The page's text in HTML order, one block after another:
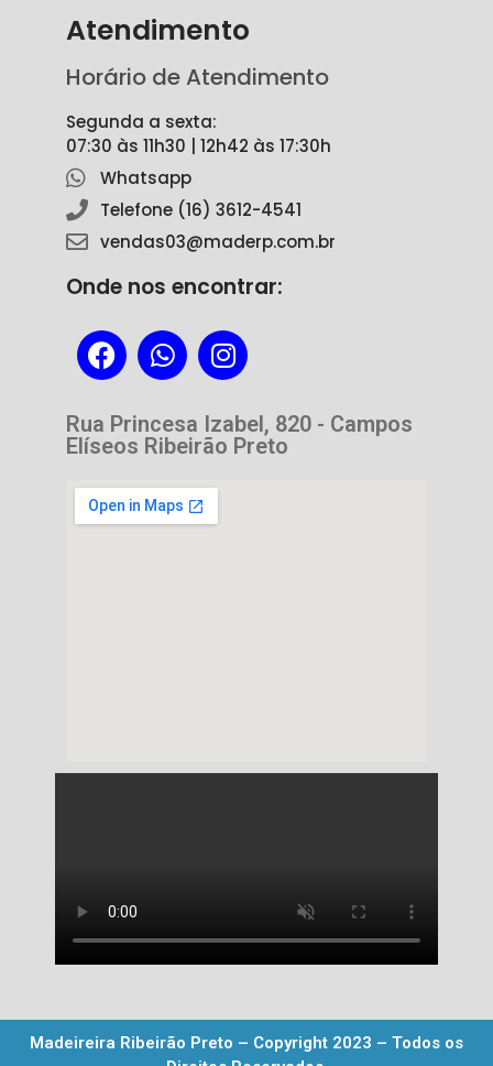
Atendimento
Horário de Atendimento
Segunda a sexta:
07:30 às 11h30 | 12h42 às 17:30h
Whatsapp
Telefone (16) 3612-4541
vendas03@maderp.com.br
Onde nos encontrar:
Rua Princesa Izabel, 820 - Campos
Elíseos Ribeirão Preto
Madeireira Ribeirão Preto – Copyright 2023 – Todos os